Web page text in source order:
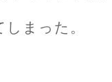
まった。